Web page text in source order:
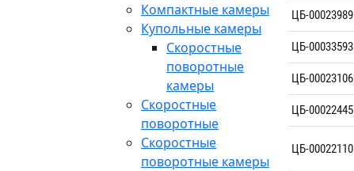
Компактные камеры
Купольные камеры
Скоростные
поворотные
камеры
Скоростные
поворотные
Скоростные
поворотные камеры
ЦБ-00023989
ЦБ-00033593
ЦБ-00023106
ЦБ-00022445
ЦБ-00022110